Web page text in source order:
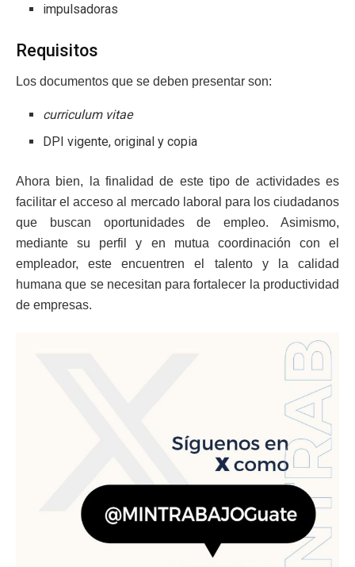
impulsadoras
Requisitos
Los documentos que se deben presentar son:
curriculum vitae
DPI vigente, original y copia
Ahora bien, la finalidad de este tipo de actividades es
facilitar el acceso al mercado laboral para los ciudadanos
que buscan oportunidades de empleo. Asimismo,
mediante su perfil y en mutua coordinación con el
empleador, este encuentren el talento y la calidad
humana que se necesitan para fortalecer la productividad
de empresas.